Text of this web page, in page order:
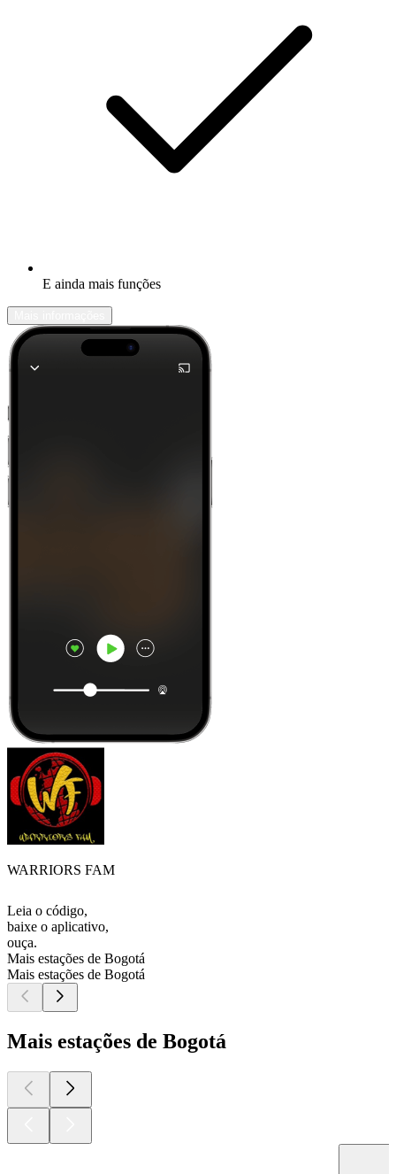
E ainda mais funções
WARRIORS FAM
Leia o código,
baixe o aplicativo,
ouça.
Mais estações de Bogotá
Mais estações de Bogotá
Mais estações de Bogotá